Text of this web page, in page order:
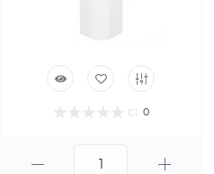
0